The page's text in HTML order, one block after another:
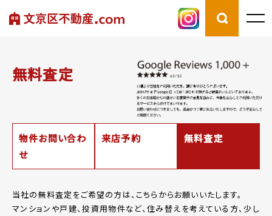
無料査定
物件お問い合わ
せ
来店予約 無料査定
当社の無料査定をご希望の方は、こちらからお願いいたします。
マンションや戸建、投資用物件など、住み替えを考えている方、少し